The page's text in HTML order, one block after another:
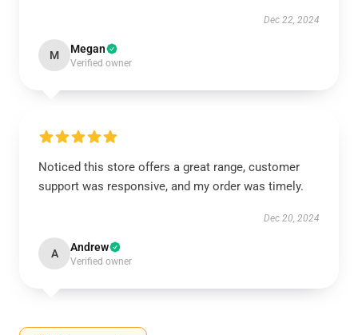
Dec 22, 2024
M Megan
Verified owner
Noticed this store offers a great range, customer
support was responsive, and my order was timely.
Dec 20, 2024
A Andrew
Verified owner